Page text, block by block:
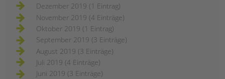
Dezember 2019 (1 Eintrag)
November 2019 (4 Einträge)
Oktober 2019 (1 Eintrag)
September 2019 (3 Einträge)
August 2019 (3 Einträge)
Juli 2019 (4 Einträge)
Juni 2019 (3 Einträge)